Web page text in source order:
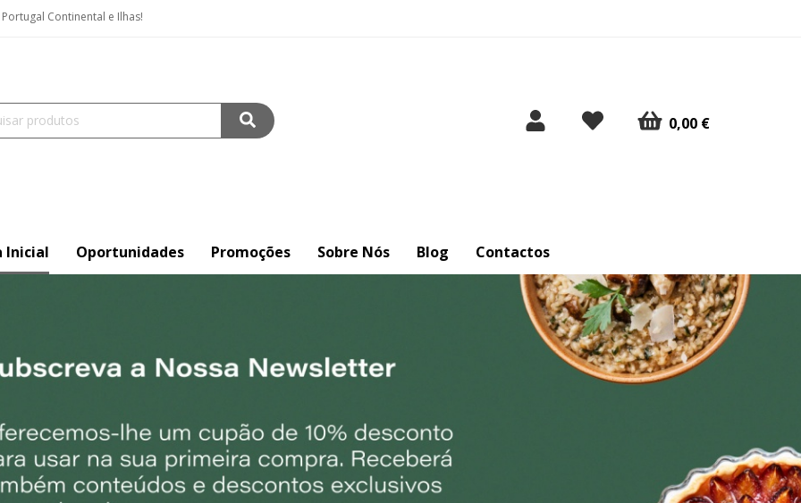
Continental e Ilhas!
0,00 €
Inicial Oportunidades Promoções Sobre Nós Blog Contactos